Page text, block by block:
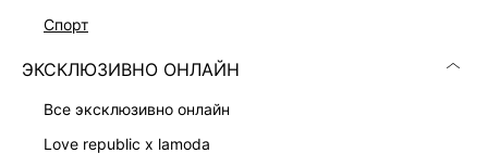
спорт
ЭКСКЛЮЗИВНО ОНЛАЙН
все эксклюзивно онлайн
love republic x lamoda